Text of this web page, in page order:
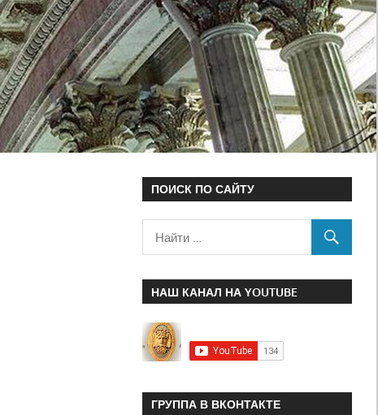
ПОИСК ПО САЙТУ
НАШ КАНАЛ НА YOUTUBE
ГРУППА В ВКОНТАКТЕ